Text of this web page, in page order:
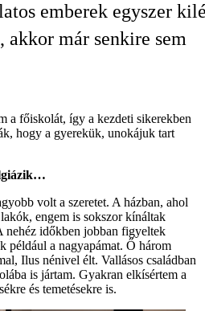
emberek egyszer
akkor már senkire sem
a főiskolát, így a kezdeti sikerekben
hogy a gyerekük, unokájuk tart
volt a szeretet. A házban, ahol
engem is sokszor kínáltak
nehéz időkben jobban figyeltek
például a nagyapámat. Ő három
Ilus nénivel élt. Vallásos családban
is jártam. Gyakran elkísértem a
és temetésekre is.